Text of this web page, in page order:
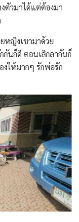
ตัวมาได้แต่ต้องมา
หญิงเขามาด้วย
กันก็ดี ตอนเลิกลากันก็
งให้มากๆ รักพ่อรัก